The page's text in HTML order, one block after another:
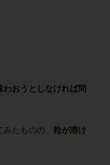
おうとしなければ問
たものの、 粒が溶け